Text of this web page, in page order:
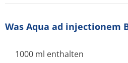
Was Aqua ad injectionem
1000 ml enthalten